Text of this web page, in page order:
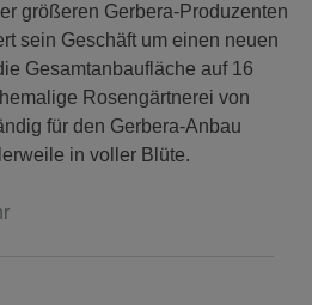
größeren Gerbera-Produzenten
sein Geschäft um einen neuen
Gesamtanbaufläche auf 16
Rosengärtnerei von
für den Gerbera-Anbau
in voller Blüte.